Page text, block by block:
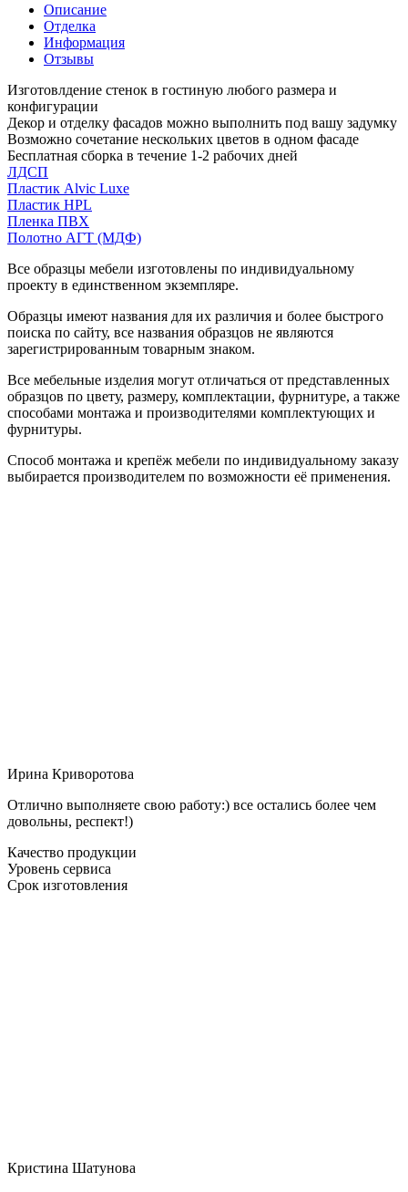
Описание
Отделка
Информация
Отзывы
Изготовлдение стенок в гостиную любого размера и
конфигурации
Декор и отделку фасадов можно выполнить под вашу задумку
Возможно сочетание нескольких цветов в одном фасаде
Бесплатная сборка в течение 1-2 рабочих дней
ЛДСП
Пластик Alvic Luxe
Пластик HPL
Пленка ПВХ
Полотно АГТ (МДФ)
Все образцы мебели изготовлены по индивидуальному
проекту в единственном экземпляре.
Образцы имеют названия для их различия и более быстрого
поиска по сайту, все названия образцов не являются
зарегистрированным товарным знаком.
Все мебельные изделия могут отличаться от представленных
образцов по цвету, размеру, комплектации, фурнитуре, а также
способами монтажа и производителями комплектующих и
фурнитуры.
Способ монтажа и крепёж мебели по индивидуальному заказу
выбирается производителем по возможности её применения.
Ирина Криворотова
Отлично выполняете свою работу:) все остались более чем
довольны, респект!)
Качество продукции
Уровень сервиса
Срок изготовления
Кристина Шатунова